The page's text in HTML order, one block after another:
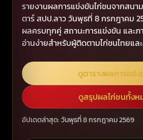
รายงานผลการแข่งขันไก่ชนจากสนา
ตาร์ สปป.ลาว วันพุธที่ 8 กรกฎาคม
ผลครบทุกคู่ สถานะการแข่งขัน และ
อ่านง่ายสำหรับผู้ติดตามไก่ชนไทยแล
ดูตารางผลการแข่
ดูสรุปผลไก่ชนทั้งห
อัปเดตล่าสุด: วันพุธที่ 8 กรกฎาคม 2569